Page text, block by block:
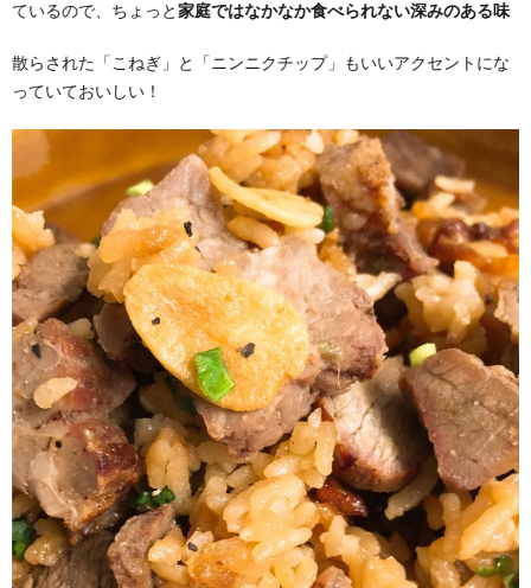
ているので、ちょっと家庭ではなかなか食べられない深みのある味
散らされた「こねぎ」と「ニンニクチップ」もいいアクセントにな
っていておいしい！